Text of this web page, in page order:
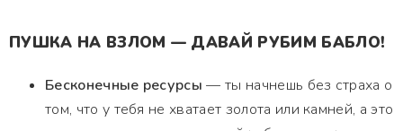
ПУШКА НА ВЗЛОМ — ДАВАЙ РУБИМ БАБЛО!
Бесконечные ресурсы — ты начнешь без страха о
том, что у тебя не хватает золота или камней, а это